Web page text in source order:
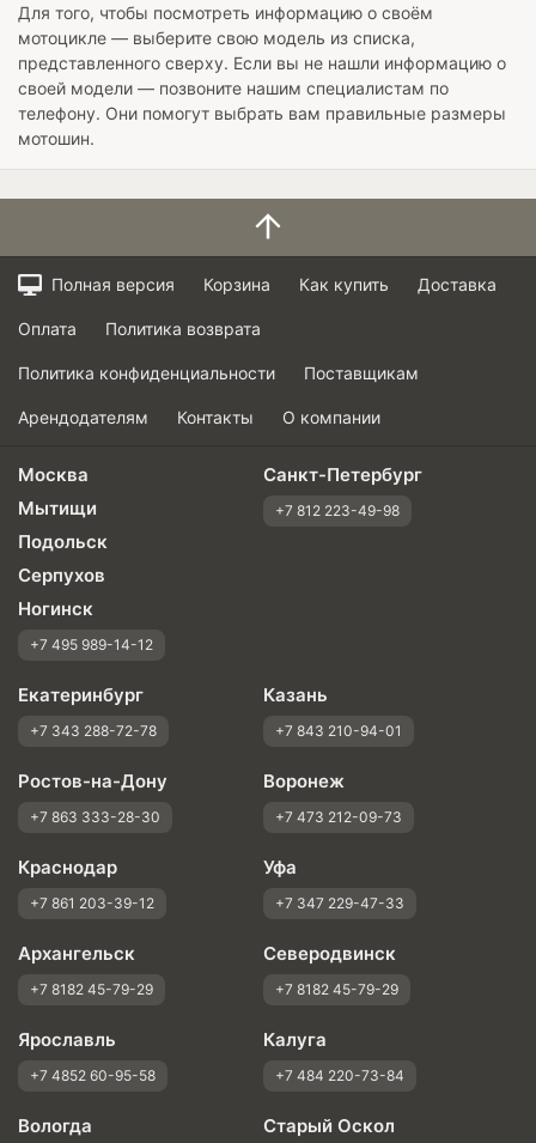
Для того, чтобы посмотреть информацию о своём
мотоцикле — выберите свою модель из списка,
представленного сверху. Если вы не нашли информацию о
своей модели — позвоните нашим специалистам по
телефону. Они помогут выбрать вам правильные размеры
мотошин.
Полная версия Корзина Как купить Доставка
Оплата Политика возврата
Политика конфиденциальности Поставщикам
Арендодателям Контакты О компании
Москва
Мытищи
Подольск
Серпухов
Ногинск
+7 495 989-14-12
Санкт-Петербург
+7 812 223-49-98
Екатеринбург
+7 343 288-72-78
Казань
+7 843 210-94-01
Ростов-на-Дону
+7 863 333-28-30
Воронеж
+7 473 212-09-73
Краснодар
+7 861 203-39-12
Уфа
+7 347 229-47-33
Архангельск
+7 8182 45-79-29
Северодвинск
+7 8182 45-79-29
Ярославль
+7 4852 60-95-58
Калуга
+7 484 220-73-84
Вологда Старый Оскол